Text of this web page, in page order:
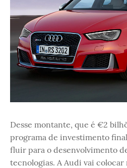
Desse montante, que é €2
programa de investimento
fluir para o desenvolvimento
tecnologias. A Audi vai